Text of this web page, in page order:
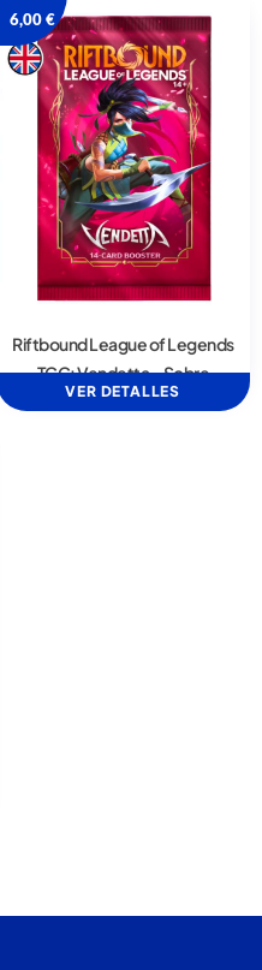
6,00€
Riftbound League of Legends
TCG: Vendetta – Sobre
VER DETALLES